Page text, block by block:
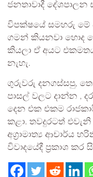
ජනතාවාදී
විපක්ෂයේ සමහරු මේ
ගමන් කියනවා හොද
කියලා ඒ අයට
නැහැ.
ගුරුවරු දනගස්සපු,
පාසල් වලට දාන්න ,
දෙන එක එකම
කළා. තවදුරටත්
අග්‍රාමාත්‍ය ආචාර්ය
විවාදයේදී ප්‍රකාශ කර